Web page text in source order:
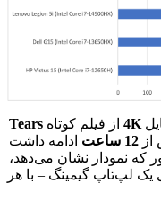
4K از فیلم کوتاه Tears
12 ساعت
ادامه داشت
که نمودار نشان می‌دهد،
یک لپ‌تاپ گیمینگ – با هر